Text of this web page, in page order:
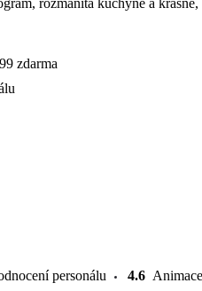
zdarma
personálu 4.6 Animace